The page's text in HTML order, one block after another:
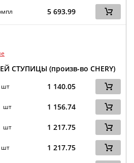
5 693.99
СТУПИЦЫ (произв-во CHERY)
1 140.05
шт 1 156.74
шт 1 217.75
шт 1 217.75